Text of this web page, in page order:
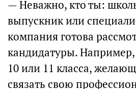
— Неважно, кто ты:
выпускник или
компания готова
кандидатуры.
10 или 11 класса,
связать свою